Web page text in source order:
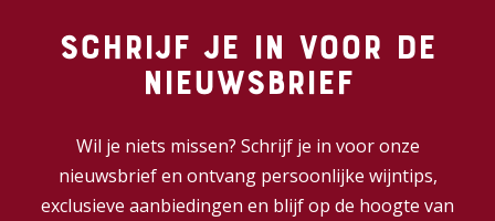
Schrijf je in voor de
nieuwsbrief
Wil je niets missen? Schrijf je in voor onze
nieuwsbrief en ontvang persoonlijke wijntips,
exclusieve aanbiedingen en blijf op de hoogte van